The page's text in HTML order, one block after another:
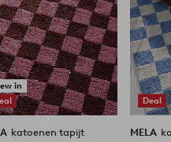
in
katoenen tapijt
Deal
MELA